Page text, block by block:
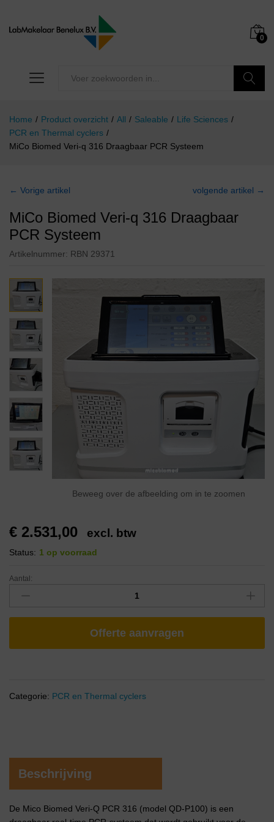
0
Home / Product overzicht / All / Saleable / Life Sciences /
PCR en Thermal cyclers /
MiCo Biomed Veri-q 316 Draagbaar PCR Systeem
← Vorige artikel volgende artikel →
MiCo Biomed Veri-q 316 Draagbaar
PCR Systeem
Artikelnummer: RBN 29371
Beweeg over de afbeelding om in te zoomen
€ 2.531,00 excl. btw
Status: 1 op voorraad
Aantal:
Offerte aanvragen
Categorie: PCR en Thermal cyclers
Beschrijving
De Mico Biomed Veri-Q PCR 316 (model QD-P100) is een